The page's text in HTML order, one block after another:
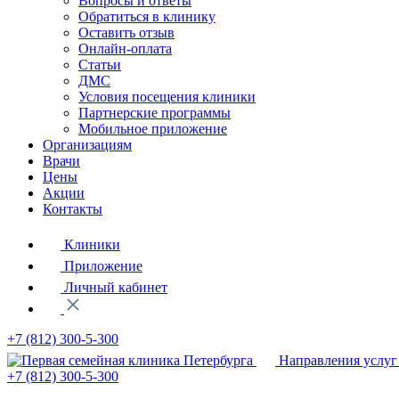
Обратиться в клинику
Оставить отзыв
Онлайн-оплата
Статьи
ДМС
Условия посещения клиники
Партнерские программы
Мобильное приложение
Организациям
Врачи
Цены
Акции
Контакты
Клиники
Приложение
Личный кабинет
+7 (812) 300-5-300
Направления услуг
+7 (812) 300-5-300